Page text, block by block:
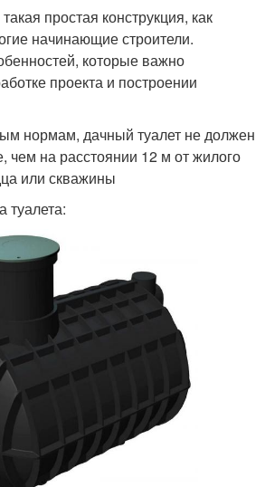
простая конструкция, как
начинающие строители.
которые важно
проекта и построении
нормам, дачный туалет не должен
чем на расстоянии 12 м от жилого
или скважины
туалета: